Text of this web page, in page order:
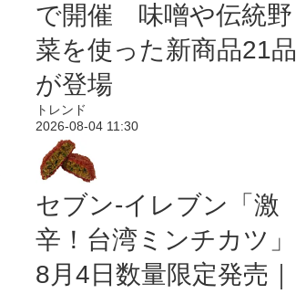
で開催 味噌や伝統野
菜を使った新商品21品
が登場
トレンド
2026-08-04 11:30
セブン-イレブン「激
辛！台湾ミンチカツ」
8月4日数量限定発売｜